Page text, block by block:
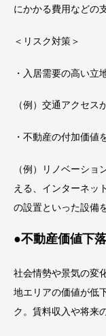
にかかる費用などの
＜リスク対策＞
・入居需要の高い立
（例）交通アクセ
・不動産の付加価値
（例）リノベーシ
える、インターネッ
の設置といった設備
●不動産価値下
社会情勢や景気の変
地エリアの価値が低
ク。賃料収入や将来